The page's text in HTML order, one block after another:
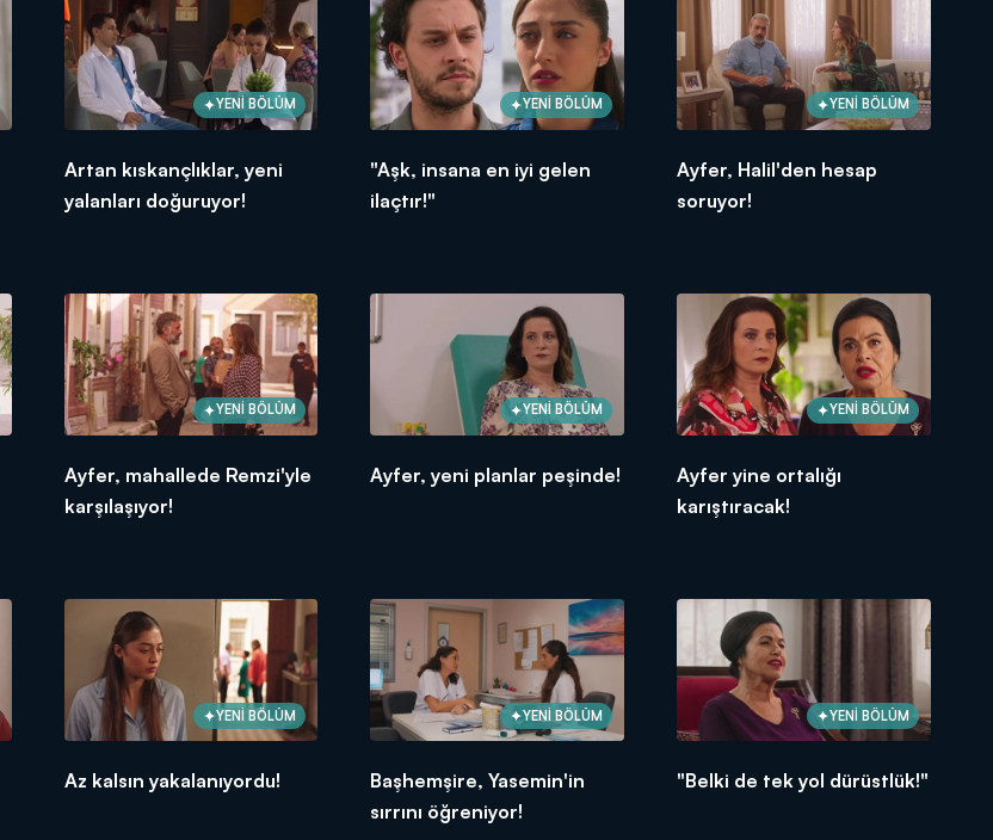
YENİ BÖLÜM
Artan kıskançlıklar, yeni
yalanları doğuruyor!
YENİ BÖLÜM
"Aşk, insana en iyi gelen
ilaçtır!"
YENİ BÖLÜM
Ayfer, Halil'den hesap
soruyor!
YENİ BÖLÜM
Ayfer, mahallede Remzi'yle
karşılaşıyor!
YENİ BÖLÜM
Ayfer, yeni planlar peşinde!
YENİ BÖLÜM
Ayfer yine ortalığı
karıştıracak!
YENİ BÖLÜM
Az kalsın yakalanıyordu!
YENİ BÖLÜM
Başhemşire, Yasemin'in
sırrını öğreniyor!
YENİ BÖLÜM
"Belki de tek yol dürüstlük!"